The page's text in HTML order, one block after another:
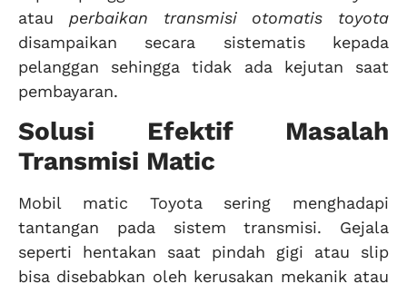
atau perbaikan transmisi otomatis toyota
disampaikan secara sistematis kepada
pelanggan sehingga tidak ada kejutan saat
pembayaran.
Solusi Efektif Masalah
Transmisi Matic
Mobil matic Toyota sering menghadapi
tantangan pada sistem transmisi. Gejala
seperti hentakan saat pindah gigi atau slip
bisa disebabkan oleh kerusakan mekanik atau